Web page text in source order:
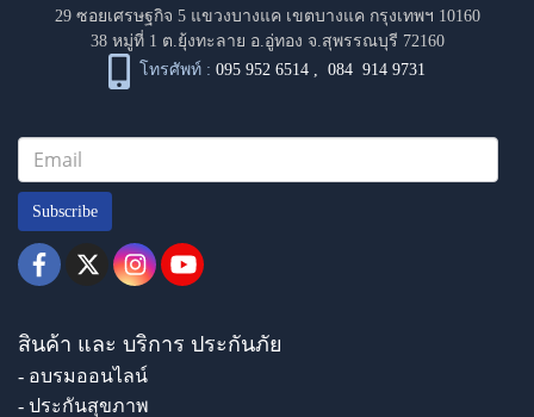
29 ซอยเศรษฐกิจ 5 แขวงบางแค เขตบางแค กรุงเทพฯ 10160
38 หมู่ที่ 1 ต.ยุ้งทะลาย อ.อู่ทอง จ.สุพรรณบุรี 72160
โทรศัพท์ : 095 952 6514 ,084 914 9731
Subscribe
สินค้า และ บริการ ประกันภัย
- อบรมออนไลน์
- ประกันสุขภาพ